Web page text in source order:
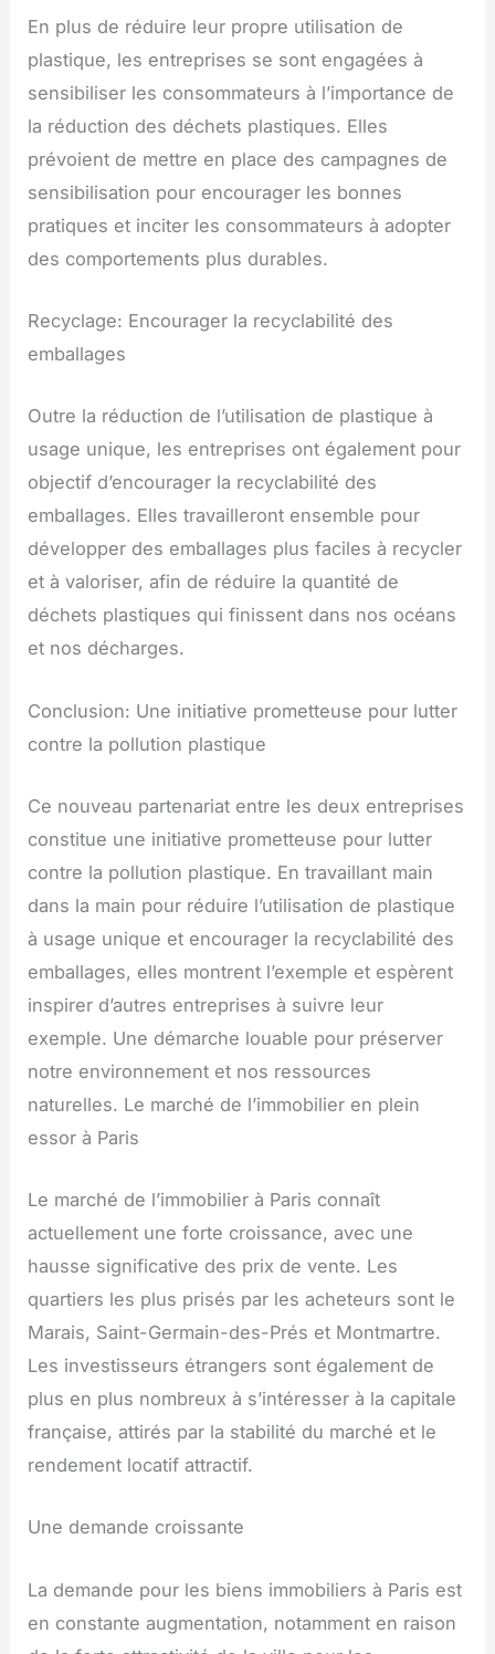
En plus de réduire leur propre utilisation de
plastique, les entreprises se sont engagées à
sensibiliser les consommateurs à l’importance de
la réduction des déchets plastiques. Elles
prévoient de mettre en place des campagnes de
sensibilisation pour encourager les bonnes
pratiques et inciter les consommateurs à adopter
des comportements plus durables.
Recyclage: Encourager la recyclabilité des
emballages
Outre la réduction de l’utilisation de plastique à
usage unique, les entreprises ont également pour
objectif d’encourager la recyclabilité des
emballages. Elles travailleront ensemble pour
développer des emballages plus faciles à recycler
et à valoriser, afin de réduire la quantité de
déchets plastiques qui finissent dans nos océans
et nos décharges.
Conclusion: Une initiative prometteuse pour lutter
contre la pollution plastique
Ce nouveau partenariat entre les deux entreprises
constitue une initiative prometteuse pour lutter
contre la pollution plastique. En travaillant main
dans la main pour réduire l’utilisation de plastique
à usage unique et encourager la recyclabilité des
emballages, elles montrent l’exemple et espèrent
inspirer d’autres entreprises à suivre leur
exemple. Une démarche louable pour préserver
notre environnement et nos ressources
naturelles. Le marché de l’immobilier en plein
essor à Paris
Le marché de l’immobilier à Paris connaît
actuellement une forte croissance, avec une
hausse significative des prix de vente. Les
quartiers les plus prisés par les acheteurs sont le
Marais, Saint-Germain-des-Prés et Montmartre.
Les investisseurs étrangers sont également de
plus en plus nombreux à s’intéresser à la capitale
française, attirés par la stabilité du marché et le
rendement locatif attractif.
Une demande croissante
La demande pour les biens immobiliers à Paris est
en constante augmentation, notamment en raison